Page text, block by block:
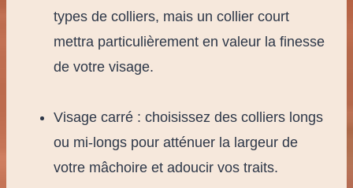
types de colliers, mais un collier court
mettra particulièrement en valeur la finesse
de votre visage.
Visage carré : choisissez des colliers longs
ou mi-longs pour atténuer la largeur de
votre mâchoire et adoucir vos traits.